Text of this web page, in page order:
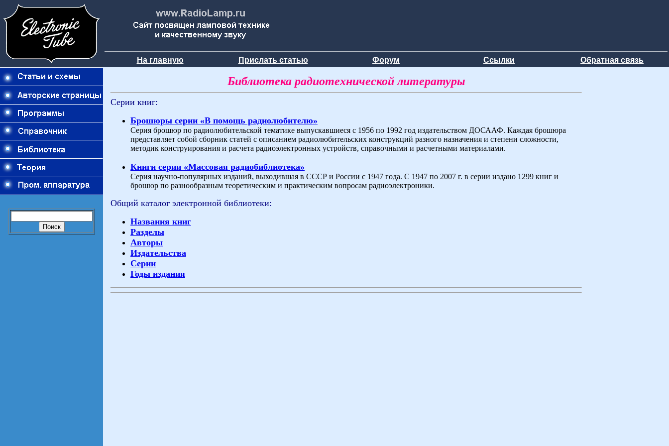
На главную Прислать статью Форум Ссылки Обратная связь
Библиотека радиотехнической литературы
Серии книг:
Брошюры серии «В помощь радиолюбителю»
Серия брошюр по радиолюбительской тематике выпускавшиеся с 1956 по 1992 год издательством ДОСААФ. Каждая брошюра
представляет собой сборник статей с описанием радиолюбительских конструкций разного назначения и степени сложности,
методик конструирования и расчета радиоэлектронных устройств, справочными и расчетными материалами.
Книги серии «Массовая радиобиблиотека»
Серия научно-популярных изданий, выходившая в СССР и России с 1947 года. С 1947 по 2007 г. в серии издано 1299 книг и
брошюр по разнообразным теоретическим и практическим вопросам радиоэлектроники.
Общий каталог электронной библиотеки:
Названия книг
Разделы
Авторы
Издательства
Серии
Годы издания